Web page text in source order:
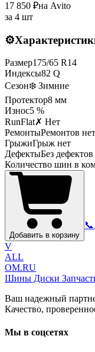
17 850 ₽на Avito
за 4 шт
⚙️
Размер175/65 R14
Индексы82 Q
Сезон❄️ Зимние
Протектор8 мм
Износ5 %
RunFlat✗ Нет
РемонтыРемонтов нет
ГрыжиГрыж нет
ДефектыБез дефектов
Количество шин в
Добавить в корзину
V
ALL
OM.RU
Шины Диски
Ваш надежный
Качество,
Мы в соцсетях